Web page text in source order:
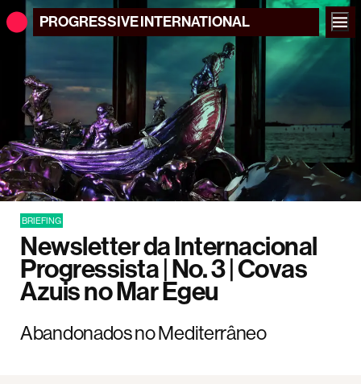
PROGRESSIVEINTERNATIONAL
BRIEFING
Newsletter da Internacional
Progressista | No. 3 | Covas
Azuis no Mar Egeu
Abandonados no Mediterrâneo